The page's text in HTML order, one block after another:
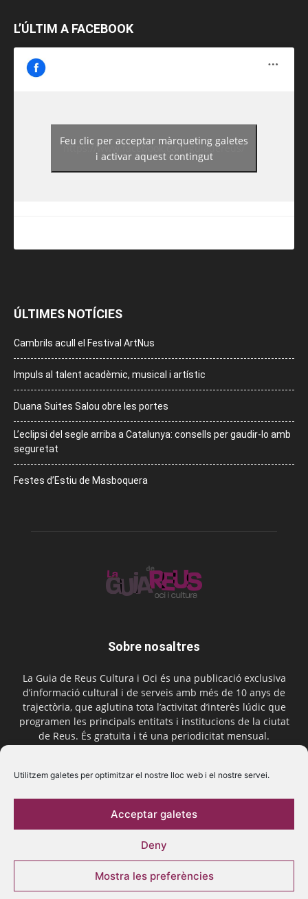
Utilitzem galetes per optimitzar el nostre lloc web i el nostre servei.
Acceptar galetes
Deny
Mostra les preferències
L’ÚLTIM A FACEBOOK
https://www.facebook.com/guiadereus/
Feu clic per acceptar màrqueting galetes
i activar aquest contingut
ÚLTIMES NOTÍCIES
Cambrils acull el Festival ArtNus
Impuls al talent acadèmic, musical i artístic
Duana Suites Salou obre les portes
L’eclipsi del segle arriba a Catalunya: consells per gaudir-lo amb
seguretat
Festes d’Estiu de Masboquera
Sobre nosaltres
La Guia de Reus Cultura i Oci és una publicació exclusiva
d’informació cultural i de serveis amb més de 10 anys de
trajectòria, que aglutina tota l’activitat d’interès lúdic que
programen les principals entitats i institucions de la ciutat
de Reus. És gratuïta i té una periodicitat mensual.
Segueix-nos